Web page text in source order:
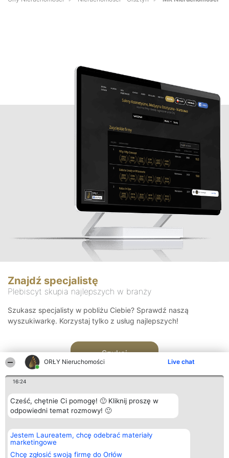
ORŁY Nieruchomości Live chat
16:24
Cześć, chętnie Ci pomogę! 🙂 Kliknij proszę w
odpowiedni temat rozmowy! 🙂
Jestem Laureatem, chcę odebrać materiały
marketingowe
Chcę zgłosić swoją firmę do Orłów
Znajdź specjalistę
Plebiscyt skupia najlepszych w branży
Szukasz specjalisty w pobliżu Ciebie? Sprawdź naszą
wyszukiwarkę. Korzystaj tylko z usług najlepszych!
Szukaj
Organizator plebiscytu
Bright Side Solutions sp. z o.
o. sp. k.
ul. Ruska 22
Plebiscyt
Laureaci
wszystkich
Kontakt
Kontakt